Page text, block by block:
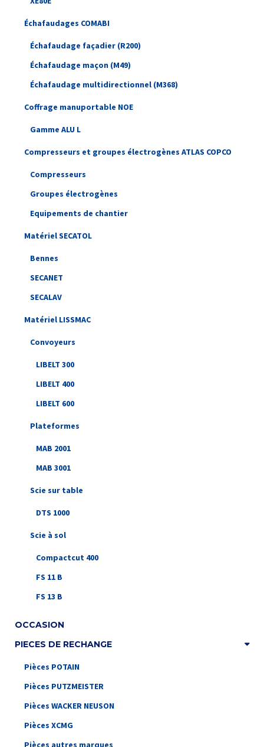
Échafaudages COMABI
Échafaudage façadier (R200)
Échafaudage maçon (M49)
Échafaudage multidirectionnel (M368)
Coffrage manuportable NOE
Gamme ALU L
Compresseurs et groupes électrogènes ATLAS COPCO
Compresseurs
Groupes électrogènes
Equipements de chantier
Matériel SECATOL
Bennes
SECANET
SECALAV
Matériel LISSMAC
Convoyeurs
LIBELT 300
LIBELT 400
LIBELT 600
Plateformes
MAB 2001
MAB 3001
Scie sur table
DTS 1000
Scie à sol
Compactcut 400
FS 11 B
FS 13 B
OCCASION
PIECES DE RECHANGE
Pièces POTAIN
Pièces PUTZMEISTER
Pièces WACKER NEUSON
Pièces XCMG
Pièces autres marques